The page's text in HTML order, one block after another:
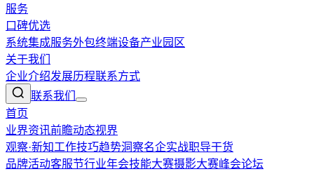
服务
口碑优选
系统集成服务外包终端设备产业园区
关于我们
企业介绍发展历程联系方式
联系我们
首页
业界资讯前瞻动态视界
观察·新知工作技巧趋势洞察名企实战职导干货
品牌活动客服节行业年会技能大赛摄影大赛峰会论坛